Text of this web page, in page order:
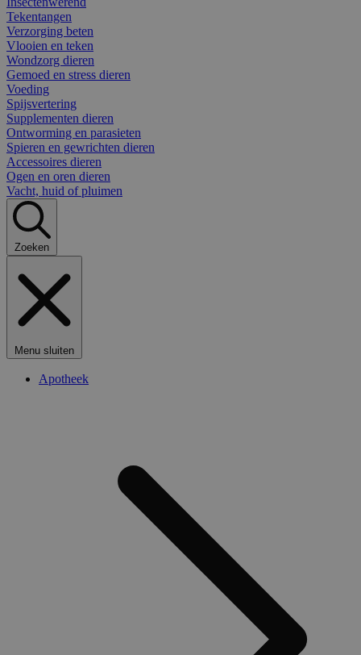
Tekentangen
Verzorging beten
Vlooien en teken
Wondzorg dieren
Gemoed en stress dieren
Voeding
Spijsvertering
Supplementen dieren
Ontworming en parasieten
Spieren en gewrichten dieren
Accessoires dieren
Ogen en oren dieren
Vacht, huid of pluimen
Zoeken
Menu sluiten
Apotheek